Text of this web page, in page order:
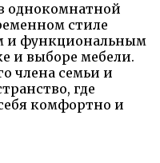
однокомнатной
стиле
и функциональным
и выборе мебели.
члена семьи и
где
комфортно и